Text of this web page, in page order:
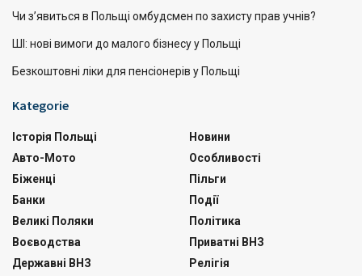
Чи з’явиться в Польщі омбудсмен по захисту прав учнів?
ШІ: нові вимоги до малого бізнесу у Польщі
Безкоштовні ліки для пенсіонерів у Польщі
Kategorie
Історія Польщі
Авто-Мото
Біженці
Банки
Великі Поляки
Воєводства
Державні ВНЗ
Новини
Особливості
Пільги
Події
Політика
Приватні ВНЗ
Релігія